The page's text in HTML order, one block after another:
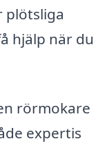
plötsliga
hjälp när du
rörmokare
expertis